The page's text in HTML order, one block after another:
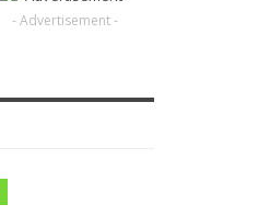
- Advertisement -